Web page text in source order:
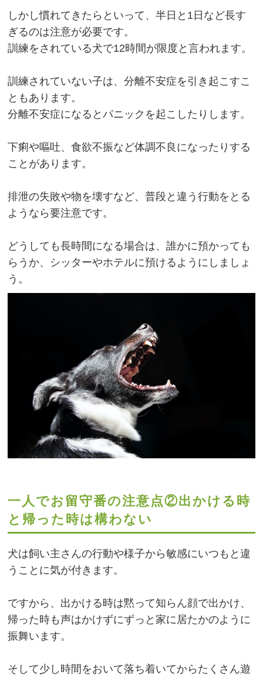
しかし慣れてきたらといって、半日と1日など長す
ぎるのは注意が必要です。
訓練をされている犬で12時間が限度と言われます。
訓練されていない子は、分離不安症を引き起こすこ
ともあります。
分離不安症になるとパニックを起こしたりします。
下痢や嘔吐、食欲不振など体調不良になったりする
ことがあります。
排泄の失敗や物を壊すなど、普段と違う行動をとる
ようなら要注意です。
どうしても長時間になる場合は、誰かに預かっても
らうか、シッターやホテルに預けるようにしましょ
う。
一人でお留守番の注意点②出かける時
と帰った時は構わない
犬は飼い主さんの行動や様子から敏感にいつもと違
うことに気が付きます。
ですから、出かける時は黙って知らん顔で出かけ、
帰った時も声はかけずにずっと家に居たかのように
振舞います。
そして少し時間をおいて落ち着いてからたくさん遊